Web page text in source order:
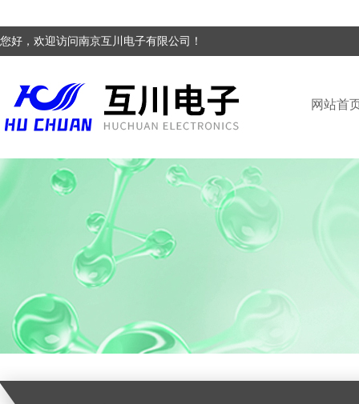
您好，欢迎访问南京互川电子有限公司！
网站首